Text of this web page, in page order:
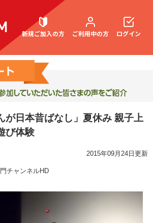
新規ご加入の方 ご利用中の方
契約内容確認・変更
お困りごと解決・よくあるご質問
ログイン
が日本昔ばなし」夏休み 親子上
び体験
2015年09月24日更新
チャンネルHD